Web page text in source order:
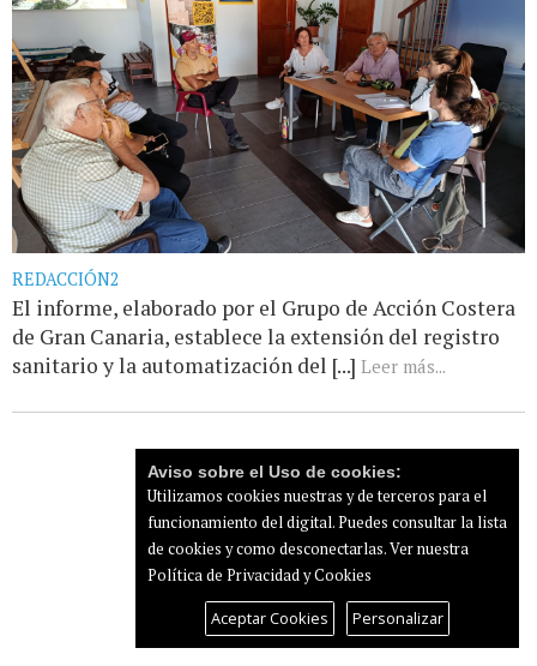
REDACCIÓN2
El informe, elaborado por el Grupo de Acción Costera
de Gran Canaria, establece la extensión del registro
sanitario y la automatización del [...] Leer más...
Aviso sobre el Uso de cookies:
Utilizamos cookies nuestras y de terceros para el
funcionamiento del digital. Puedes consultar la lista
de cookies y como desconectarlas.Ver nuestra
Política de Privacidad y Cookies
Aceptar Cookies Personalizar